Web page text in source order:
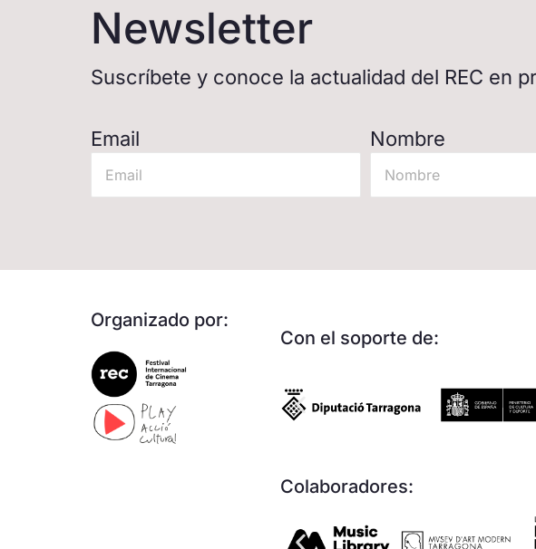
Newsletter
Suscríbete y conoce la actualidad del REC en
Email Nombre
Organizado por:
Con el soporte de:
Colaboradores: